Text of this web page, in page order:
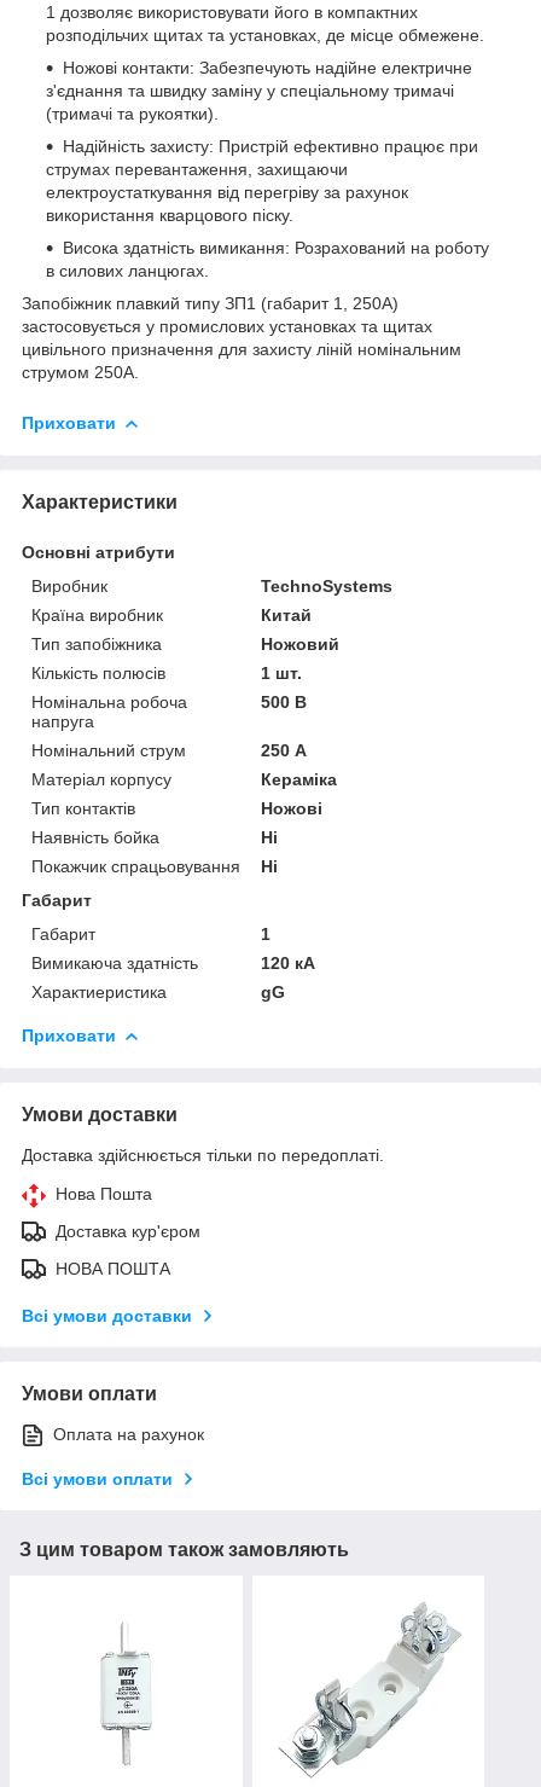
1 дозволяє використовувати його в компактних
розподільчих щитах та установках, де місце обмежене.
Ножові контакти: Забезпечують надійне електричне
з'єднання та швидку заміну у спеціальному тримачі
(тримачі та рукоятки).
Надійність захисту: Пристрій ефективно працює при
струмах перевантаження, захищаючи
електроустаткування від перегріву за рахунок
використання кварцового піску.
Висока здатність вимикання: Розрахований на роботу
в силових ланцюгах.
Запобіжник плавкий типу ЗП1 (габарит 1, 250А)
застосовується у промислових установках та щитах
цивільного призначення для захисту ліній номінальним
струмом 250А.
Приховати
Характеристики
Основні атрибути
Виробник
TechnoSystems
Країна виробник
Китай
Тип запобіжника
Ножовий
Кількість полюсів
1 шт.
Номінальна робоча
напруга
500 В
Номінальний струм
250 А
Матеріал корпусу
Кераміка
Тип контактів
Ножові
Наявність бойка
Ні
Покажчик спрацьовування
Ні
Габарит
Габарит
1
Вимикаюча здатність
120 кА
Характиеристика
gG
Приховати
Умови доставки
Доставка здійснюється тільки по передоплаті.
Нова Пошта
Доставка кур'єром
НОВА ПОШТА
Всі умови доставки
Умови оплати
Оплата на рахунок
Всі умови оплати
З цим товаром також замовляють